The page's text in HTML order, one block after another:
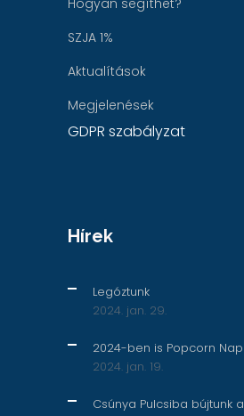
SZJA 1%
Aktualítások
Megjelenések
GDPR szabályzat
Hírek
Legóztunk
2024. jan. 29.
2024-ben is Popcorn Nap
2024. jan. 19.
Csúnya Pulcsiba bújtunk a